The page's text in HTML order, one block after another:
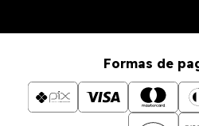
Formas de